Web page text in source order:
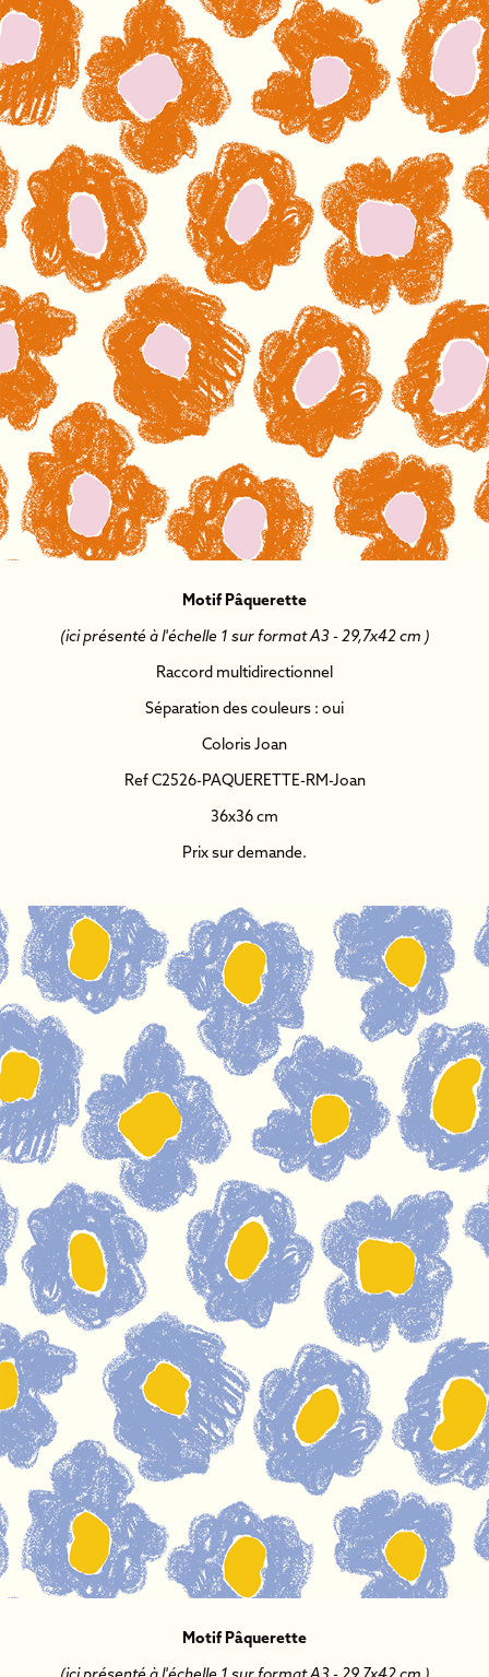
Motif Pâquerette
(ici présenté à l'échelle 1 sur format A3 - 29,7x42 cm )
Raccord multidirectionnel
Séparation des couleurs : oui
Coloris Joan
Ref C2526-PAQUERETTE-RM-Joan
36x36 cm
Prix sur demande.
Motif Pâquerette